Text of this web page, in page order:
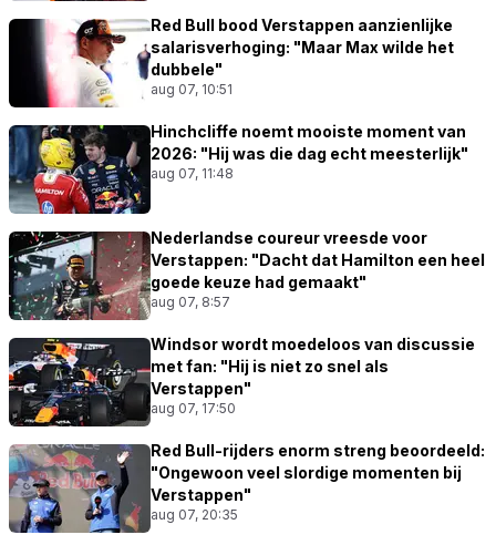
Red Bull bood Verstappen aanzienlijke
salarisverhoging: "Maar Max wilde het
dubbele"
aug 07, 10:51
Hinchcliffe noemt mooiste moment van
2026: "Hij was die dag echt meesterlijk"
aug 07, 11:48
Nederlandse coureur vreesde voor
Verstappen: "Dacht dat Hamilton een heel
goede keuze had gemaakt"
aug 07, 8:57
Windsor wordt moedeloos van discussie
met fan: "Hij is niet zo snel als
Verstappen"
aug 07, 17:50
Red Bull-rijders enorm streng beoordeeld:
"Ongewoon veel slordige momenten bij
Verstappen"
aug 07, 20:35